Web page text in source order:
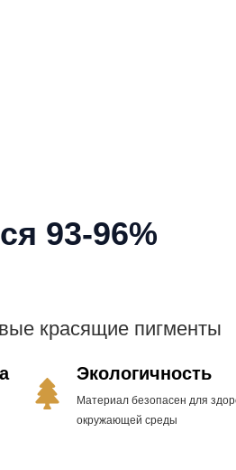
93-96%
красящие пигменты
Экологичность
Материал безопасен для
окружающей среды